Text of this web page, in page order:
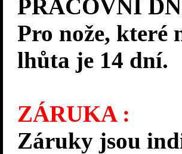
PRACOVNÍ
Pro nože, které
lhůta je 14 dní.
ZÁRUKA :
Záruky jsou